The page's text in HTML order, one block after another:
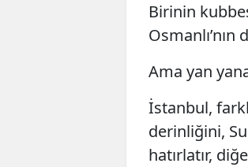
Birinin
Osmanlı’nın
Ama yan
İstanbul,
derinliğini,
hatırlatır,